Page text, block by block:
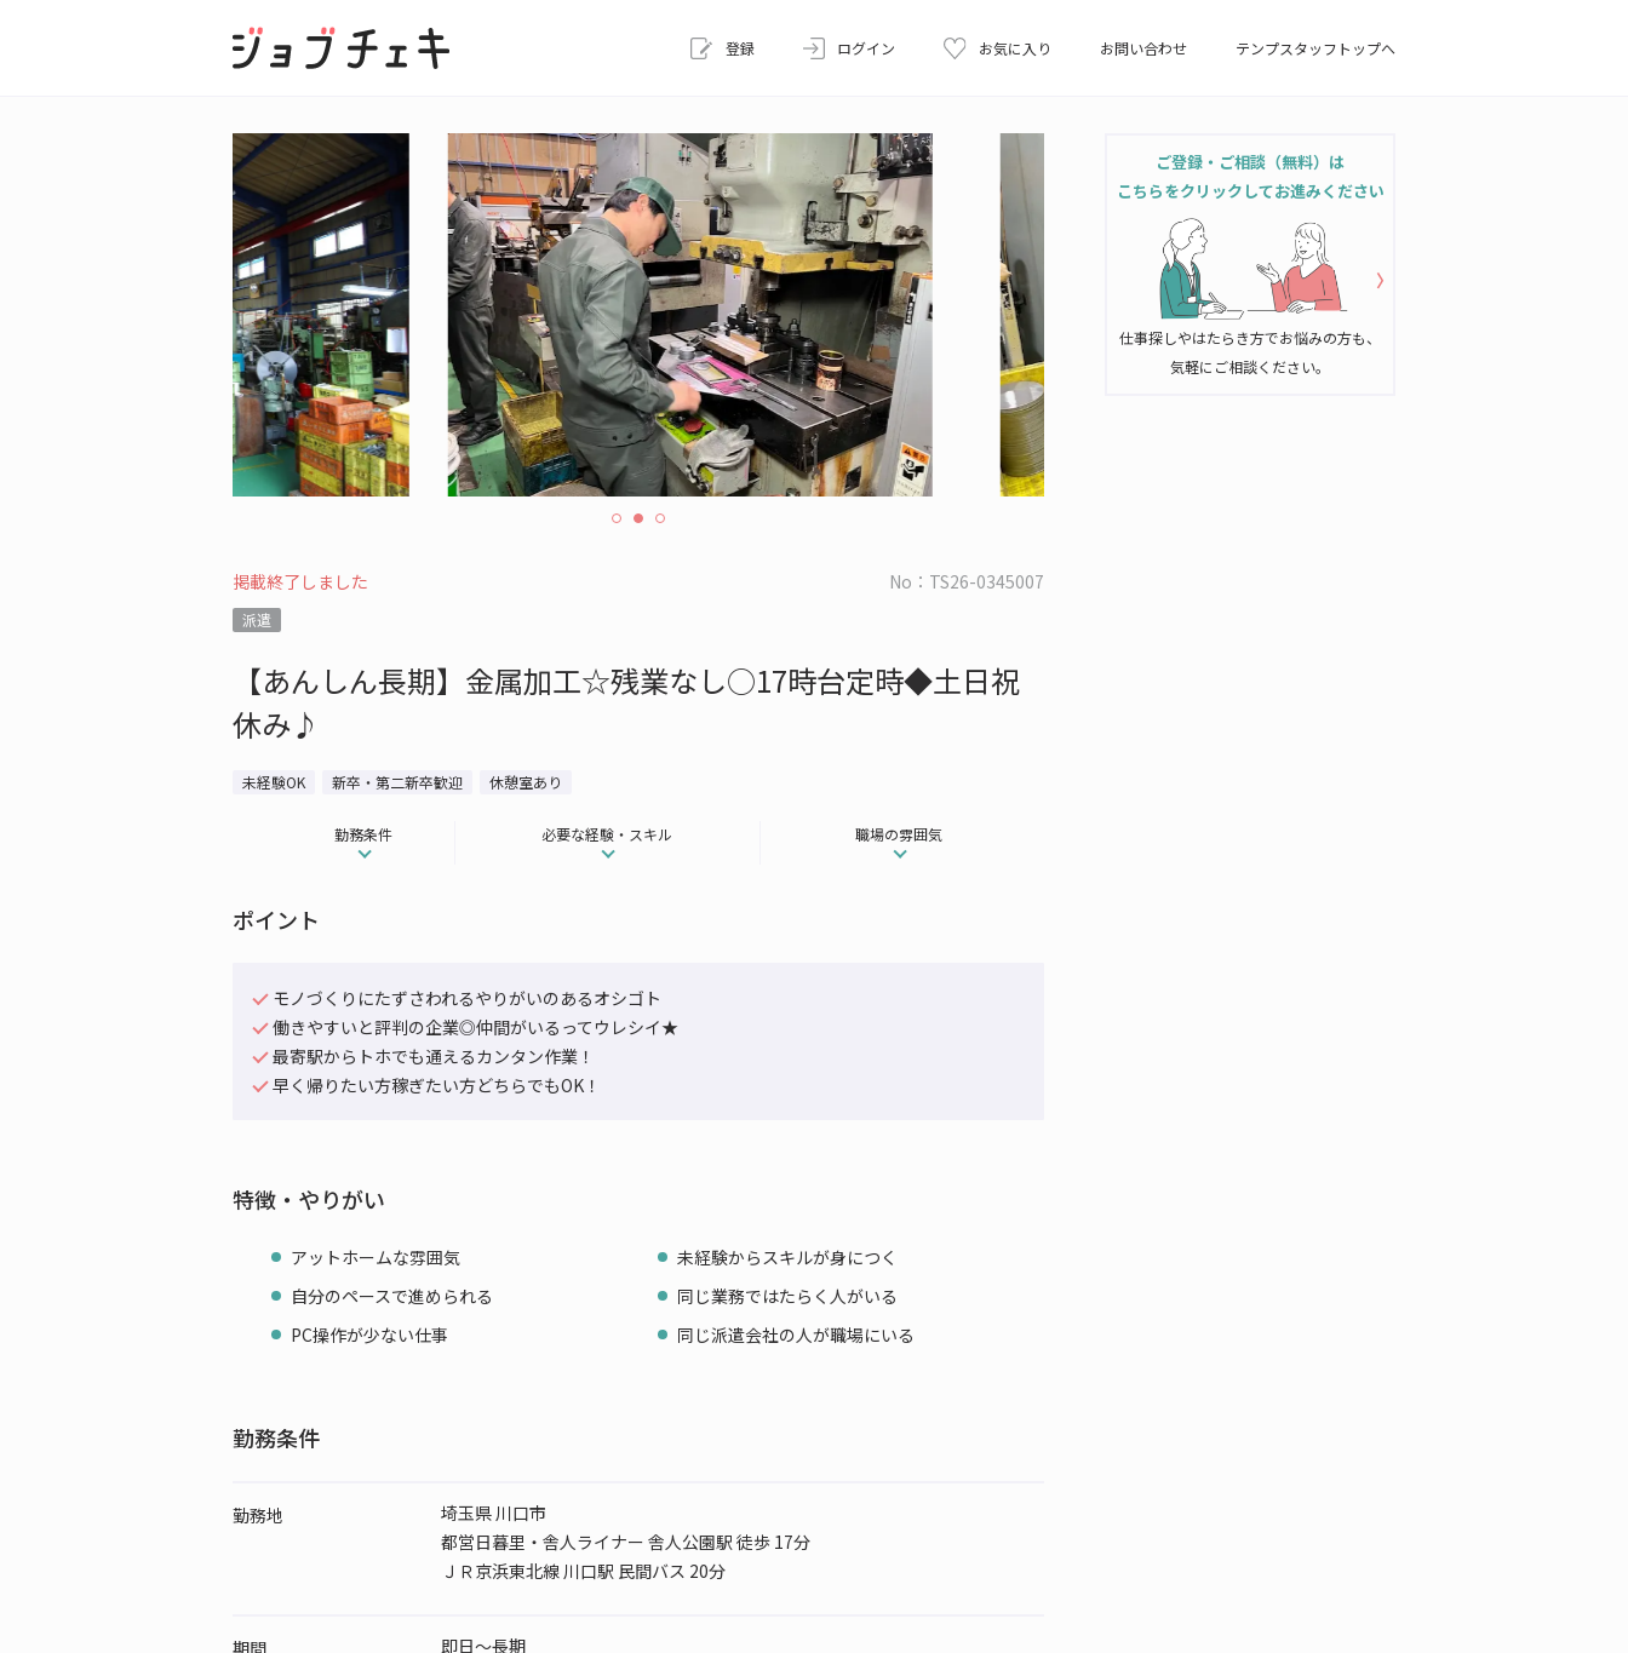
登録 ログイン お気に入り お問い合わせ テンプスタッフトップへ
掲載終了しました No：TS26-0345007
派遣
【あんしん長期】金属加工☆残業なし○17時台定時◆土日祝
休み♪
未経験OK 新卒・第二新卒歓迎 休憩室あり
勤務条件 必要な経験・スキル 職場の雰囲気
ポイント
モノづくりにたずさわれるやりがいのあるオシゴト
働きやすいと評判の企業◎仲間がいるってウレシイ★
最寄駅からトホでも通えるカンタン作業！
早く帰りたい方稼ぎたい方どちらでもOK！
特徴・やりがい
アットホームな雰囲気
未経験からスキルが身につく
自分のペースで進められる
同じ業務ではたらく人がいる
PC操作が少ない仕事
同じ派遣会社の人が職場にいる
勤務条件
勤務地
埼玉県 川口市
都営日暮里・舎人ライナー 舎人公園駅 徒歩 17分
ＪＲ京浜東北線 川口駅 民間バス 20分
期間
即日～長期
ご登録・ご相談（無料）は
こちらをクリックしてお進みください
仕事探しやはたらき方でお悩みの方も、
気軽にご相談ください。